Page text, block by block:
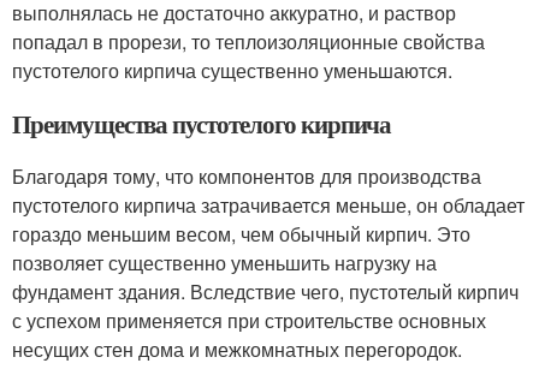
выполнялась не достаточно аккуратно, и раствор
попадал в прорези, то теплоизоляционные свойства
пустотелого кирпича существенно уменьшаются.
Преимущества пустотелого кирпича
Благодаря тому, что компонентов для производства
пустотелого кирпича затрачивается меньше, он обладает
гораздо меньшим весом, чем обычный кирпич. Это
позволяет существенно уменьшить нагрузку на
фундамент здания. Вследствие чего, пустотелый кирпич
с успехом применяется при строительстве основных
несущих стен дома и межкомнатных перегородок.